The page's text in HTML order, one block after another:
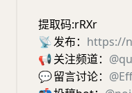
提取码:rRXr
📡发布： https://
📢关注频道：
💬留言讨论：